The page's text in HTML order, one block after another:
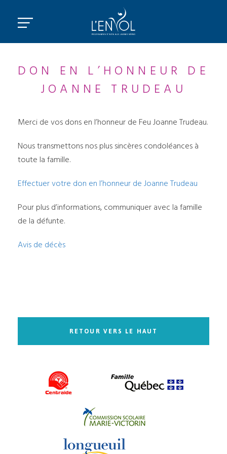
DON EN L’HONNEUR DE
JOANNE TRUDEAU
Merci de vos dons en l’honneur de Feu Joanne Trudeau.
Nous transmettons nos plus sincères condoléances à
toute la famille.
Effectuer votre don en l’honneur de Joanne Trudeau
Pour plus d’informations, communiquer avec la famille
de la défunte.
Avis de décès
RETOUR VERS LE HAUT